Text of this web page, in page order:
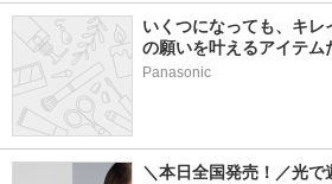
いくつになっても、キ
の願いを叶えるアイテム
Panasonic
＼本日全国発売！／光で